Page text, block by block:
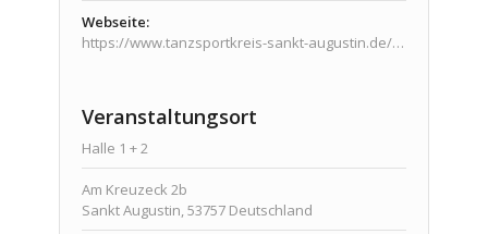
Webseite:
https://www.tanzsportkreis-sankt-augustin.de/veranstaltungen/veranstaltungen/
Veranstaltungsort
Halle 1 + 2
Am Kreuzeck 2b
Sankt Augustin,53757 Deutschland